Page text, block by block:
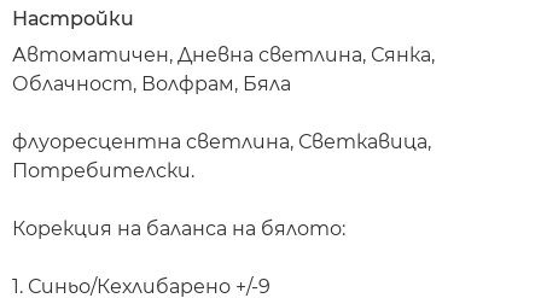
Настройки
Автоматичен, Дневна светлина, Сянка,
Облачност, Волфрам, Бяла
флуоресцентна светлина, Светкавица,
Потребителски.
Корекция на баланса на бялото:
1. Синьо/Кехлибарено +/-9